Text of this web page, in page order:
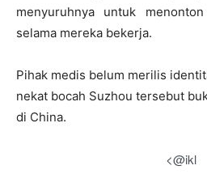
menyuruhnya untuk
selama mereka bekerja.
Pihak medis belum merilis
nekat bocah Suzhou tersebut
di China.
<@ikl